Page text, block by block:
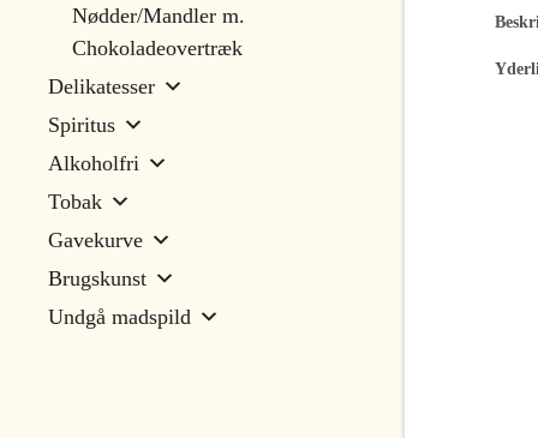
Nødder/Mandler m.
Chokoladeovertræk
Delikatesser
Spiritus
Alkoholfri
Tobak
Gavekurve
Brugskunst
Undgå madspild